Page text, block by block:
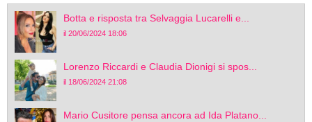
Botta e risposta tra Selvaggia Lucarelli e...
il 20/06/2024 18:06
Lorenzo Riccardi e Claudia Dionigi si spos...
il 18/06/2024 21:08
Mario Cusitore pensa ancora ad Ida Platano...